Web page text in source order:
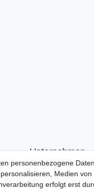
Unternehmen
Kontakt
AGB
personenbezogene
Medien von
erfolgt erst